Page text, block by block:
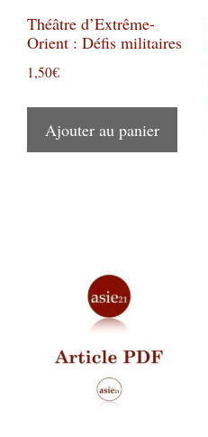
Théâtre d’Extrême-
Orient : Défis militaires
1,50€
Ajouter au panier